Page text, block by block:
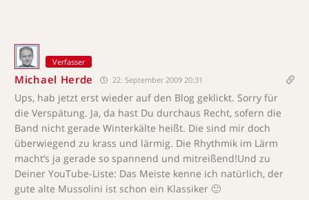
Verfasser
Michael Herde 22. September 2009 20:31
Ups, hab jetzt erst wieder auf den Blog geklickt. Sorry für
die Verspätung. Ja, da hast Du durchaus Recht, sofern die
Band nicht gerade Winterkälte heißt. Die sind mir doch
überwiegend zu krass und lärmig. Die Rhythmik im Lärm
macht’s ja gerade so spannend und mitreißend!Und zu
Deiner YouTube-Liste: Das Meiste kenne ich natürlich, der
gute alte Mussolini ist schon ein Klassiker 🙂